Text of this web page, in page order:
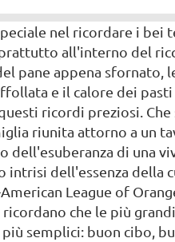
nel ricordare i bei
all'interno del
pane appena sfornato,
e il calore dei
ricordi preziosi.
riunita attorno a un
dell'esuberanza di una
intrisi dell'essenza della
League of
che le più
semplici: buon cibo,